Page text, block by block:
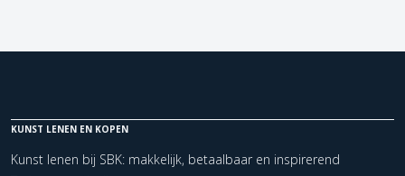
KUNST LENEN EN KOPEN
Kunst lenen bij SBK: makkelijk, betaalbaar en inspirerend